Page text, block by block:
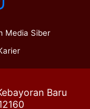
Media Siber
Baru